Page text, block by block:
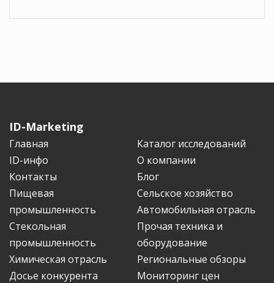
ID-Marketing
Главная
Каталог исследований
ID-инфо
О компании
Контакты
Блог
Пищевая
промышленность
Сельское хозяйство
Автомобильная отрасль
Стекольная
промышленность
Прочая техника и
оборудование
Химическая отрасль
Региональные обзоры
Досье конкурента
Мониторинг цен